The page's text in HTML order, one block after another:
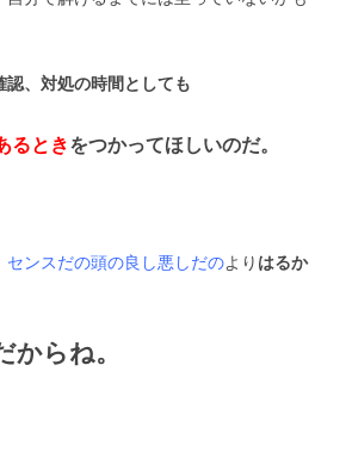
認、対処の時間としても
るときをつかってほしいのだ。
センスだの頭の良し悪しだのより はるか
からね。